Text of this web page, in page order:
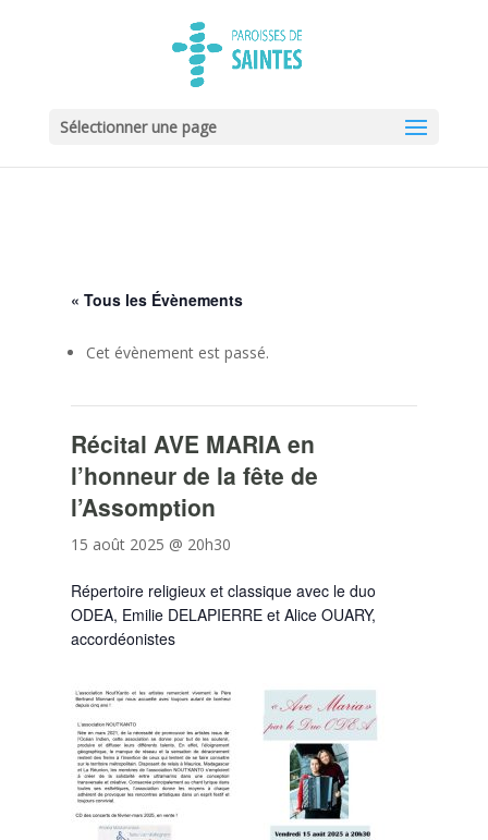
Sélectionner une page
« Tous les Évènements
Cet évènement est passé.
Récital AVE MARIA en
l’honneur de la fête de
l’Assomption
15 août 2025 @ 20h30
Répertoire religieux et classique avec le duo
ODEA, Emilie DELAPIERRE et Alice OUARY,
accordéonistes